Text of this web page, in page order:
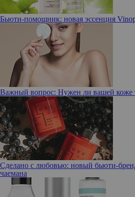
Бьюти-помощник: новая эссенция
Важный вопрос: Нужен ли вашей коже
Сделано с любовью: новый бьюти-
чаемана